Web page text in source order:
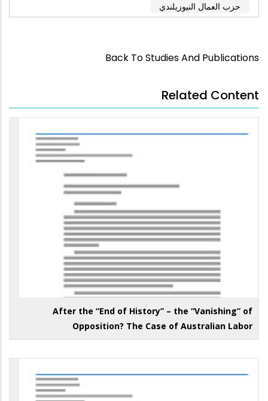
حزب العمال النيوزيلندي
Back To Studies And Publications
Related Content
After the “End of History” – the “Vanishing” of
Opposition? The Case of Australian Labor